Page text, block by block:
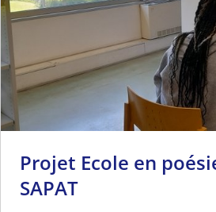
Projet Ecole en
SAPAT